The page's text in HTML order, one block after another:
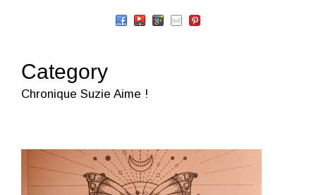
Category
Chronique Suzie Aime !